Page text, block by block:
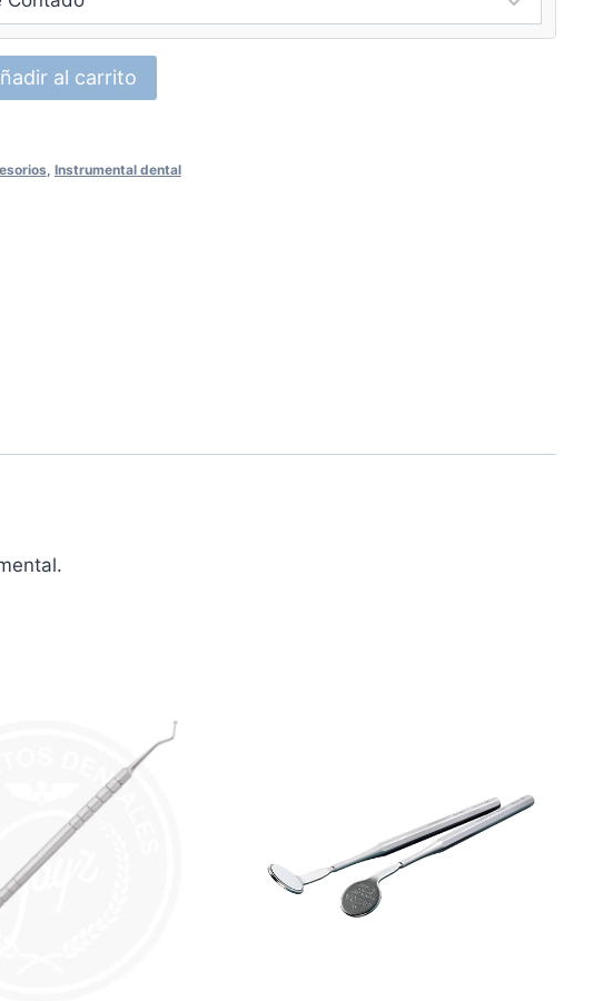
$190.00
al carrito
Instrumental dental